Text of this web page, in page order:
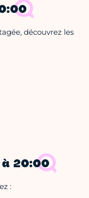
découvrez les
à 20:00
: